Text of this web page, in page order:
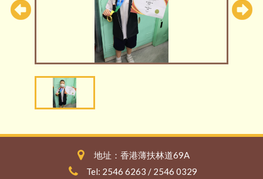
地址：香港薄扶林道69A
Tel: 2546 6263 / 2546 0329